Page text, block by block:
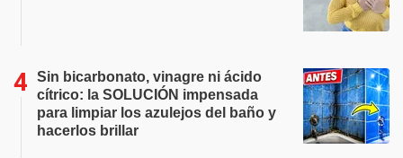
Sin bicarbonato, vinagre ni ácido
cítrico: la SOLUCIÓN impensada
para limpiar los azulejos del baño y
hacerlos brillar